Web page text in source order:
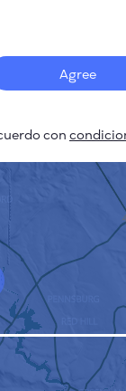
CÓMO FUNCIONA
POLÍTICA DE
CONDICIONES
GUÍA DE
CONTACTE CON
Agree
con